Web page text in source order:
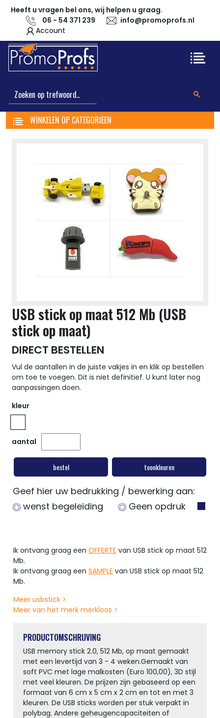
Heeft u vragen bel ons, wij helpen u graag.
06 - 54 371 239
info@promoprofs.nl
Account
WINKELEN OP CATEGORIEEN
USB stick op maat 512 Mb (USB
stick op maat)
DIRECT BESTELLEN
Vul de aantallen in de juiste vakjes in en klik op bestellen
om toe te voegen. Dit is niet definitief. U kunt later nog
aanpassingen doen.
kleur
aantal
bestel toonkleuren
Geef hier uw bedrukking / bewerking aan:
wenst begeleiding
Geen opdruk
Ik ontvang graag een OFFERTE van USB stick op maat 512
Mb.
Ik ontvang graag een SAMPLE van USB stick op maat 512
Mb.
Meer usbstick >
Meer van het merk merkloos >
PRODUCTOMSCHRIJVING
USB memory stick 2.0, 512 Mb, op maat gemaakt
met een levertijd van 3 - 4 weken.Gemaakt van
soft PVC met lage malkosten (Euro 100,00), 3D stijl
met veel kleuren. De prijzen zijn gebaseerd op een
formaat van 6 cm x 5 cm x 2 cm en tot en met 3
kleuren. De USB sticks worden per stuk verpakt in
polybag. Andere geheugencapaciteiten of